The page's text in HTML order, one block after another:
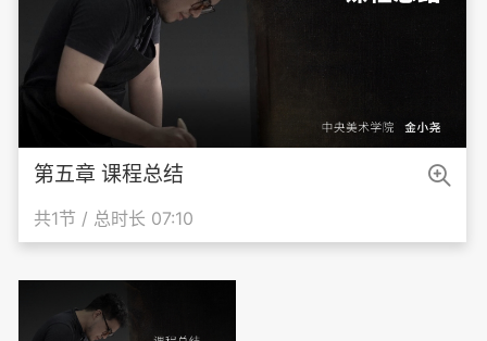
第五章 课程总结
共1节 / 总时长 07:10
